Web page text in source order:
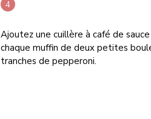
Ajoutez une cuillère à café de
chaque muffin de deux petites
tranches de pepperoni.